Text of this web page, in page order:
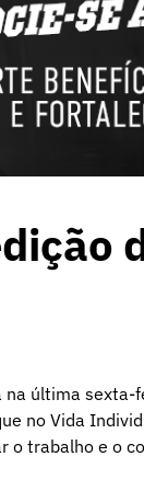
na última
no Vida
o trabalho e o